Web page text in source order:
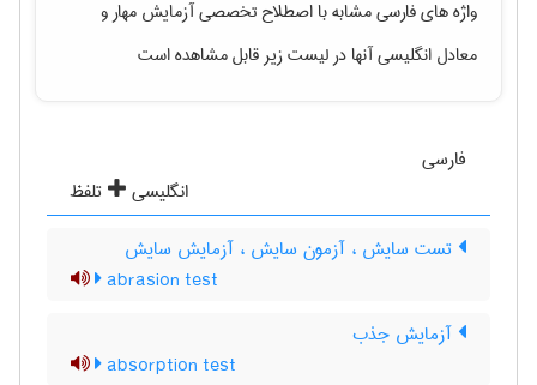
واژه های فارسی مشابه با اصطلاح تخصصیآزمایش مهارو
معادل انگلیسی آنها در لیست زیر قابل مشاهده است
فارسی
انگلیسی
تلفظ
تست سایش ، آزمون سایش ، آزمایش سایش
abrasion test
آزمایش جذب
absorption test